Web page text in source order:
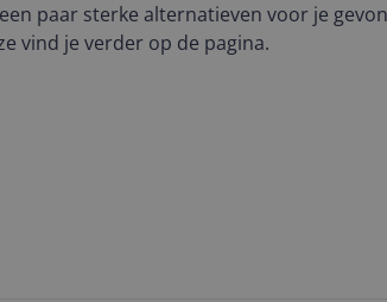
paar sterke alternatieven voor je
vind je verder op de pagina.